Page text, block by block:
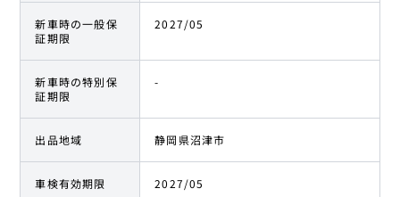
新車時の一般保
証期限
2027/05
新車時の特別保
証期限
-
出品地域 静岡県沼津市
車検有効期限 2027/05